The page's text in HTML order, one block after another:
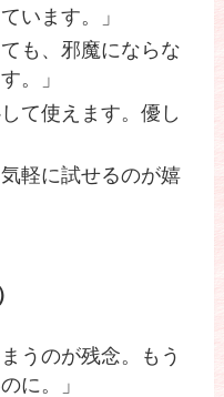
います。」
も、邪魔にならな
。」
て使えます。優し
軽に試せるのが嬉
うのが残念。もう
に。」